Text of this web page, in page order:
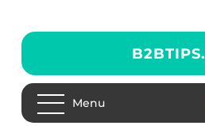
B2BTIPS.
Menu